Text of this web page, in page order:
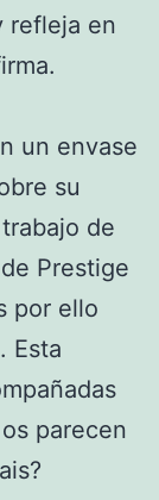
refleja en
un envase
su
de
Prestige
por ello
Esta
parecen